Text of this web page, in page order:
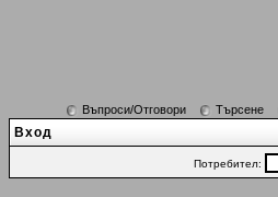
Въпроси/Отговори Търсене
Вход
Потребител: